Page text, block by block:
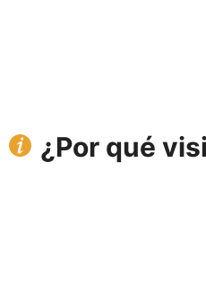
¿Por qué